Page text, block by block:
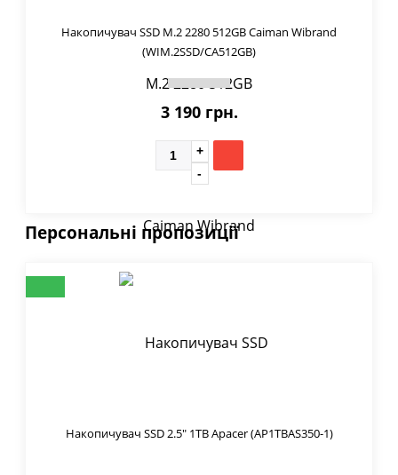
Накопичувач SSD M.2 2280 512GB Caiman Wibrand
(WIM.2SSD/CA512GB)
3 190 грн.
Персональні пропозиції
Накопичувач SSD 2.5" 1TB Apacer (AP1TBAS350-1)